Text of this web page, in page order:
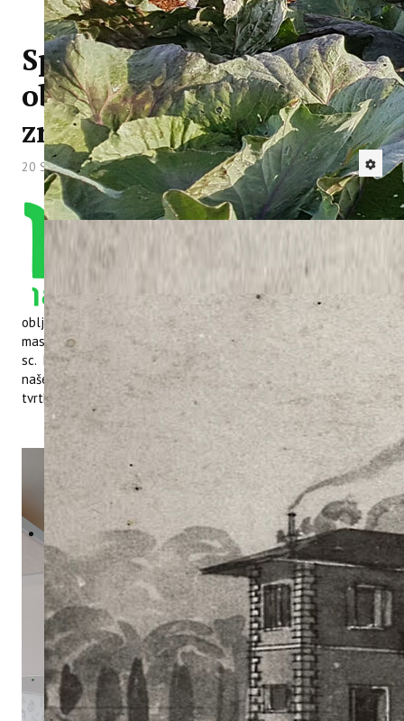
Spajanje velikih
obljetnica i zanimljivo
znanstveno predavanje
20 Svibanj 2025 Hitova: 1126
U petak 16.05.2025. godine, je
prezentaciju na SHIMADZU
kongresu, organiziranom
povodom njihove 150.
obljetnice. Naslov prezentacije je bio "Napredne tehnike
masene spektrometrije u analizama biljnog materijala", a dr.
sc. Nikola Major je lijepo spojio 150. obljetnicu postojanja
našeg Instituta s obljetnicom također velikog postojanja
tvrtke SHIMADZU